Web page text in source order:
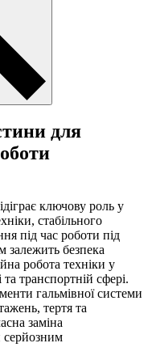
для
ключову роль у
стабільного
під час роботи під
залежить безпека
робота техніки у
та транспортній сфері.
гальмівної системи
тертя та
заміна
серйозним